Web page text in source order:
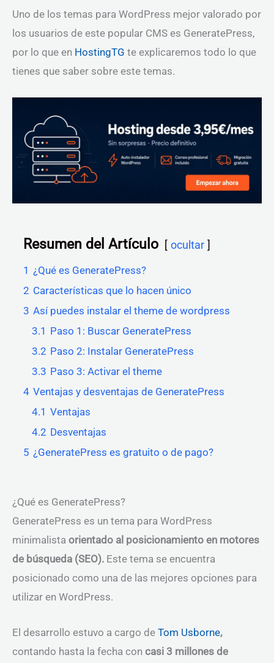
Uno de los temas para WordPress mejor valorado por
los usuarios de este popular CMS es GeneratePress,
por lo que en HostingTG te explicaremos todo lo que
tienes que saber sobre este temas.
Resumen del Artículo ocultar
1 ¿Qué es GeneratePress?
2 Características que lo hacen único
3 Así puedes instalar el theme de wordpress
3.1 Paso 1: Buscar GeneratePress
3.2 Paso 2: Instalar GeneratePress
3.3 Paso 3: Activar el theme
4 Ventajas y desventajas de GeneratePress
4.1 Ventajas
4.2 Desventajas
5 ¿GeneratePress es gratuito o de pago?
¿Qué es GeneratePress?
GeneratePress es un tema para WordPress
minimalista orientado al posicionamiento en motores
de búsqueda (SEO). Este tema se encuentra
posicionado como una de las mejores opciones para
utilizar en WordPress.
El desarrollo estuvo a cargo de Tom Usborne,
contando hasta la fecha con casi 3 millones de